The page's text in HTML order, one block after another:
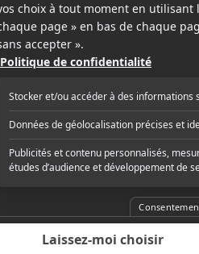
The Hollywood Reporter
« As very funny people are running
onscreen doing very unfunny things,
that other movie might be. »
Lire la critique complète